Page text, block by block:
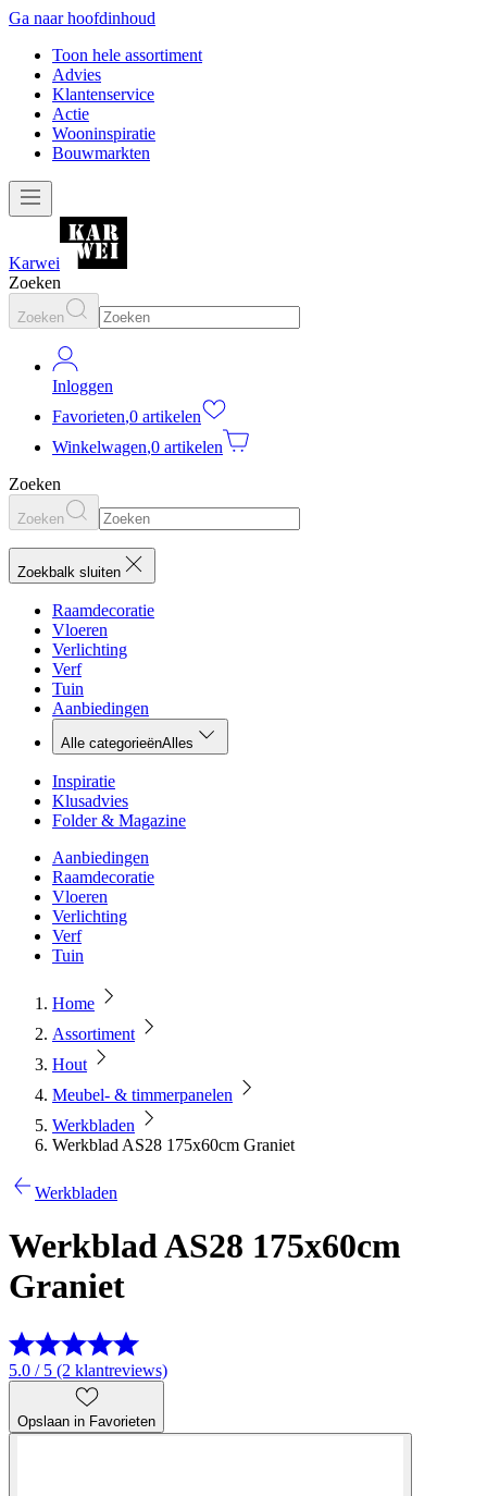
Ga naar hoofdinhoud
Toon hele assortiment
Advies
Klantenservice
Actie
Wooninspiratie
Bouwmarkten
Karwei
Zoeken
Zoeken
Inloggen
Favorieten,0 artikelen
Winkelwagen,0 artikelen
Zoeken
Zoeken
Zoekbalk sluiten
Raamdecoratie
Vloeren
Verlichting
Verf
Tuin
Aanbiedingen
Alle categorieënAlles
Inspiratie
Klusadvies
Folder & Magazine
Aanbiedingen
Raamdecoratie
Vloeren
Verlichting
Verf
Tuin
Home
Assortiment
Hout
Meubel- & timmerpanelen
Werkbladen
Werkblad AS28 175x60cm Graniet
Werkbladen
Werkblad AS28 175x60cm
Graniet
5.0 / 5 (2 klantreviews)
Opslaan in Favorieten